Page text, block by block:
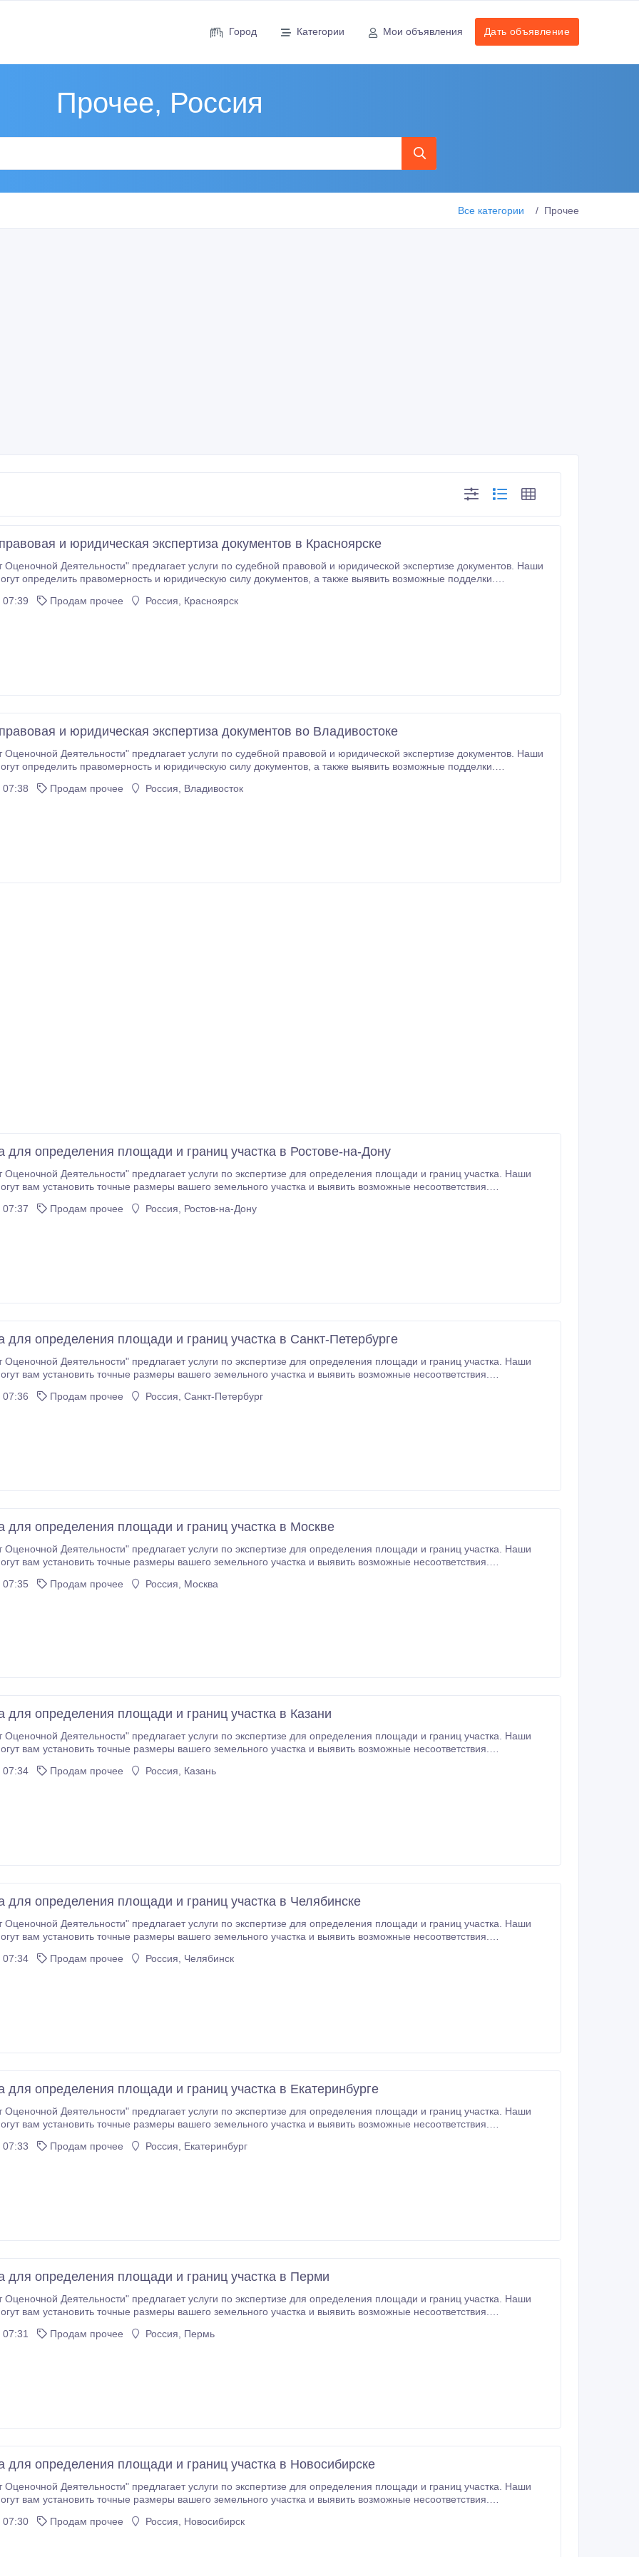
Город Категории Мои объявления Дать объявление
Прочее, Россия
Все категории Прочее
и юридическая экспертиза документов в Красноярске
Оценочной Деятельности" предлагает услуги по судебной правовой и юридической экспертизе документов. Наши
правомерность и юридическую силу документов, а также выявить возможные подделки.
документов - Консультация и экспертное
07:39 Продам прочее Россия, Красноярск
и юридическая экспертиза документов во Владивостоке
Оценочной Деятельности" предлагает услуги по судебной правовой и юридической экспертизе документов. Наши
правомерность и юридическую силу документов, а также выявить возможные подделки.
документов - Консультация и экспертное
07:38 Продам прочее Россия, Владивосток
для определения площади и границ участка в Ростове-на-Дону
Оценочной Деятельности" предлагает услуги по экспертизе для определения площади и границ участка. Наши
вам установить точные размеры вашего земельного участка и выявить возможные несоответствия.
документов - Консультация и экспертное
07:37 Продам прочее Россия, Ростов-на-Дону
для определения площади и границ участка в Санкт-Петербурге
Оценочной Деятельности" предлагает услуги по экспертизе для определения площади и границ участка. Наши
вам установить точные размеры вашего земельного участка и выявить возможные несоответствия.
документов - Консультация и экспертное
07:36 Продам прочее Россия, Санкт-Петербург
для определения площади и границ участка в Москве
Оценочной Деятельности" предлагает услуги по экспертизе для определения площади и границ участка. Наши
вам установить точные размеры вашего земельного участка и выявить возможные несоответствия.
документов - Консультация и экспертное
07:35 Продам прочее Россия, Москва
для определения площади и границ участка в Казани
Оценочной Деятельности" предлагает услуги по экспертизе для определения площади и границ участка. Наши
вам установить точные размеры вашего земельного участка и выявить возможные несоответствия.
документов - Консультация и экспертное
07:34 Продам прочее Россия, Казань
для определения площади и границ участка в Челябинске
Оценочной Деятельности" предлагает услуги по экспертизе для определения площади и границ участка. Наши
вам установить точные размеры вашего земельного участка и выявить возможные несоответствия.
документов - Консультация и экспертное
07:34 Продам прочее Россия, Челябинск
для определения площади и границ участка в Екатеринбурге
Оценочной Деятельности" предлагает услуги по экспертизе для определения площади и границ участка. Наши
вам установить точные размеры вашего земельного участка и выявить возможные несоответствия.
документов - Консультация и экспертное
07:33 Продам прочее Россия, Екатеринбург
для определения площади и границ участка в Перми
Оценочной Деятельности" предлагает услуги по экспертизе для определения площади и границ участка. Наши
вам установить точные размеры вашего земельного участка и выявить возможные несоответствия.
документов - Консультация и экспертноеПродам прочее Россия, Пермь
для определения площади и границ участка в Новосибирске
Оценочной Деятельности" предлагает услуги по экспертизе для определения площади и границ участка. Наши
вам установить точные размеры вашего земельного участка и выявить возможные несоответствия.
документов - Консультация и экспертное
07:30 Продам прочее Россия, Новосибирск